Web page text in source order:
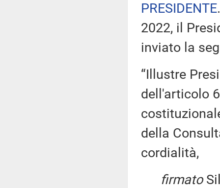
PRESIDENTE
2022, il
inviato la
“Illustre
dell'articolo
della
cordialità,
firmato